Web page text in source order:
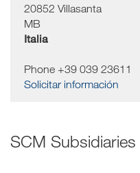
20852 Villasanta
MB
Italia
Phone +39 039 23611
Solicitar información
SCM Subsidiaries